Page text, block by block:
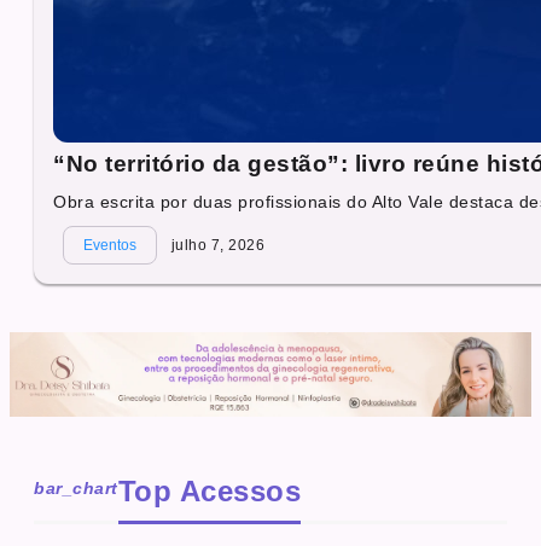
“No território da gestão”: livro reúne
Obra escrita por duas profissionais do Alto Vale destaca
Eventos julho 7, 2026
bar_chartTop Acessos